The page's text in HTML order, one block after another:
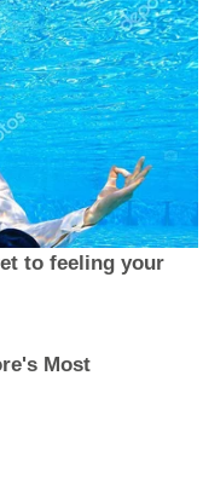
to feeling your
Most